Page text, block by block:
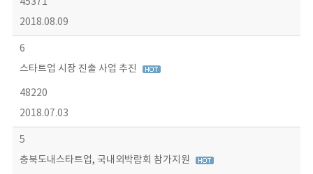
2018.08.09
6
스타트업 시장 진출 사업 추진
48220
2018.07.03
5
충북도내스타트업, 국내외박람회 참가지원